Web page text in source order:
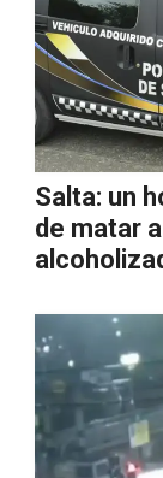
Salta: un
de matar